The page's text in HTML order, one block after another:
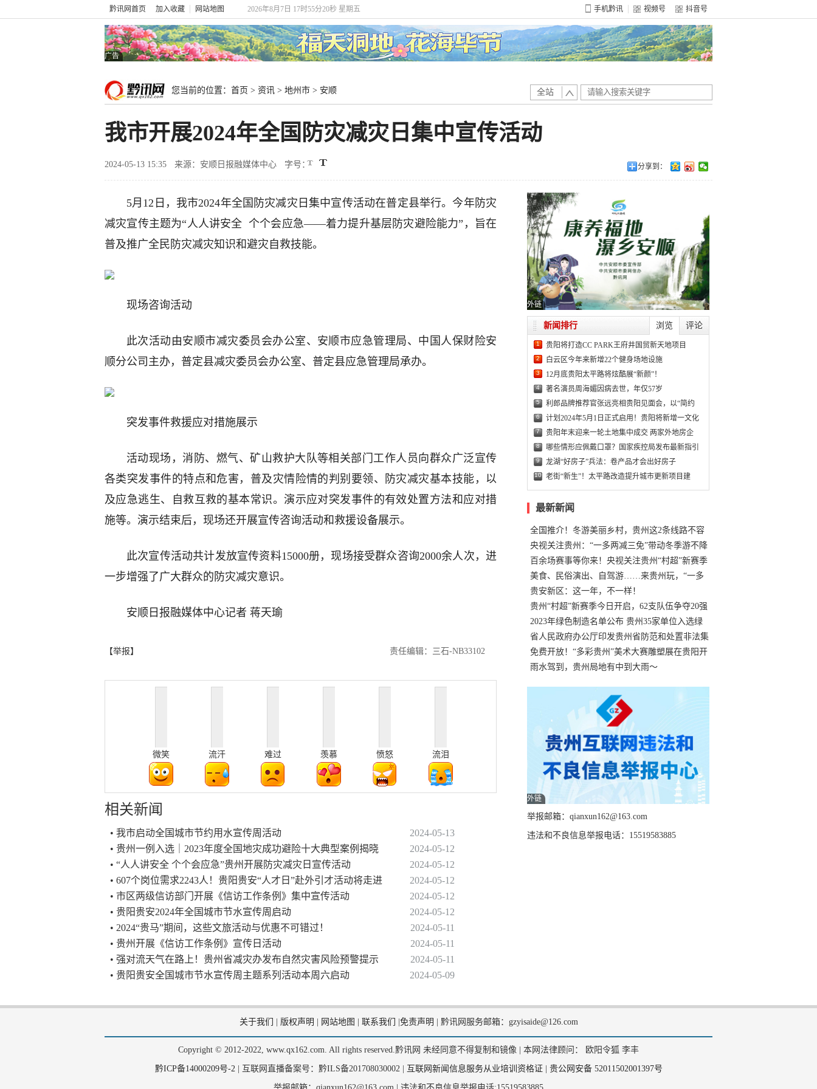
黔讯网首页 加入收藏 网站地图 2026年8月7日 17时55分20秒 星期五 手机黔讯 视频号 抖音号
广告
您当前的位置： 首页 > 资讯 > 地州市 > 安顺 全站
我市开展2024年全国防灾减灾日集中宣传活动
2024-05-13 15:35 来源：安顺日报融媒体中心 字号： 分享到：
5月12日，我市2024年全国防灾减灾日集中宣传活动在普定县举行。今年防灾
减灾宣传主题为“人人讲安全 个个会应急——着力提升基层防灾避险能力”，旨在
普及推广全民防灾减灾知识和避灾自救技能。
现场咨询活动
此次活动由安顺市减灾委员会办公室、安顺市应急管理局、中国人保财险安
顺分公司主办，普定县减灾委员会办公室、普定县应急管理局承办。
突发事件救援应对措施展示
活动现场，消防、燃气、矿山救护大队等相关部门工作人员向群众广泛宣传
各类突发事件的特点和危害，普及灾情险情的判别要领、防灾减灾基本技能，以
及应急逃生、自救互救的基本常识。演示应对突发事件的有效处置方法和应对措
施等。演示结束后，现场还开展宣传咨询活动和救援设备展示。
此次宣传活动共计发放宣传资料15000册，现场接受群众咨询2000余人次，进
一步增强了广大群众的防灾减灾意识。
安顺日报融媒体中心记者 蒋天瑜
【举报】 责任编辑：三石-NB33102
微笑 流汗 难过 羡慕 愤怒 流泪
相关新闻
• 我市启动全国城市节约用水宣传周活动
2024-05-13
• 贵州一例入选｜2023年度全国地灾成功避险十大典型案例揭晓
2024-05-12
• “人人讲安全 个个会应急”贵州开展防灾减灾日宣传活动
2024-05-12
• 607个岗位需求2243人！贵阳贵安“人才日”赴外引才活动将走进
2024-05-12
• 市区两级信访部门开展《信访工作条例》集中宣传活动
2024-05-12
• 贵阳贵安2024年全国城市节水宣传周启动
2024-05-12
• 2024“贵马”期间，这些文旅活动与优惠不可错过！
2024-05-11
• 贵州开展《信访工作条例》宣传日活动
2024-05-11
• 强对流天气在路上！贵州省减灾办发布自然灾害风险预警提示
2024-05-11
• 贵阳贵安全国城市节水宣传周主题系列活动本周六启动
2024-05-09
外链
浏览 评论
新闻排行
1 贵阳将打造CC PARK王府井国贸新天地项目
2 白云区今年来新增22个健身场地设施
3 12月底贵阳太平路将炫酷展“新颜”！
4 著名演员周海媚因病去世，年仅57岁
5 利郎品牌推荐官张远亮相贵阳见面会，以“简约
6 计划2024年5月1日正式启用！贵阳将新增一文化
7 贵阳年末迎来一轮土地集中成交 两家外地房企
8 哪些情形应佩戴口罩？国家疾控局发布最新指引
9 龙湖“好房子”兵法：卷产品才会出好房子
10 老街“新生”！太平路改造提升城市更新项目建
最新新闻
全国推介！冬游美丽乡村，贵州这2条线路不容
错过
央视关注贵州：“一多两减三免”带动冬季游不降
温
百余场赛事等你来！央视关注贵州“村超”新赛季
正式“打响”
美食、民俗演出、自驾游……来贵州玩，“一多
两减三免”！
贵安新区：这一年，不一样！
贵州“村超”新赛季今日开启，62支队伍争夺20强
名额
2023年绿色制造名单公布 贵州35家单位入选绿
色工厂
省人民政府办公厅印发贵州省防范和处置非法集
资工作实施细则
免费开放！“多彩贵州”美术大赛雕塑展在贵阳开
展，持续至1月19日
雨水驾到，贵州局地有中到大雨～
外链
举报邮箱：qianxun162@163.com
违法和不良信息举报电话：15519583885
关于我们 版权声明 网站地图 联系我们 免责声明 黔讯网服务邮箱：gzyisaide@126.com
Copyright © 2012-2022, www.qx162.com. All rights reserved.黔讯网 未经同意不得复制和镜像 | 本网法律顾问： 欧阳令狐 李丰
黔ICP备14000209号-2| 互联网直播备案号：黔ILS备201708030002 | 互联网新闻信息服务从业培训资格证 贵公网安备 52011502001397号